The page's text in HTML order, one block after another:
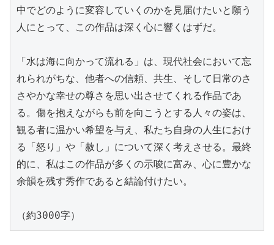
中でどのように変容していくのかを見届けたいと願う
人にとって、この作品は深く心に響くはずだ。
「水は海に向かって流れる」は、現代社会において忘
れられがちな、他者への信頼、共生、そして日常のさ
さやかな幸せの尊さを思い出させてくれる作品であ
る。傷を抱えながらも前を向こうとする人々の姿は、
観る者に温かい希望を与え、私たち自身の人生におけ
る「怒り」や「赦し」について深く考えさせる。最終
的に、私はこの作品が多くの示唆に富み、心に豊かな
余韻を残す秀作であると結論付けたい。
（約3000字）